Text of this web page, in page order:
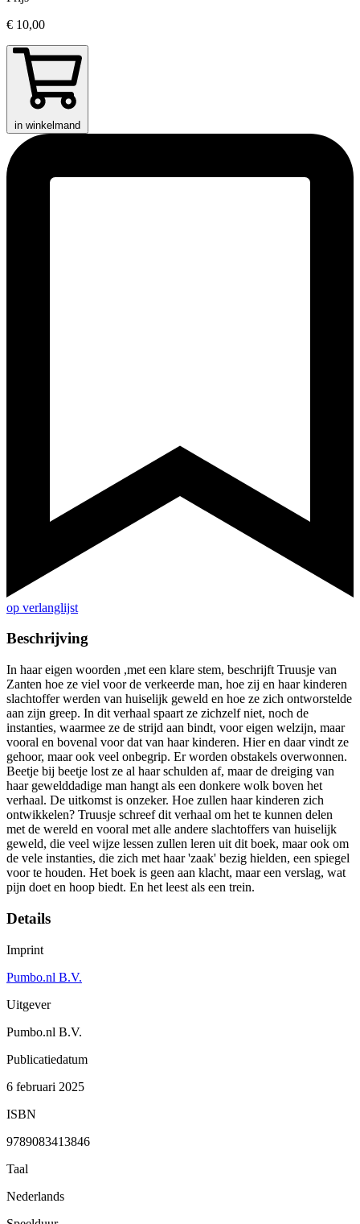
€ 10,00
in winkelmand
op verlanglijst
Beschrijving
In haar eigen woorden ,met een klare stem, beschrijft Truusje van
Zanten hoe ze viel voor de verkeerde man, hoe zij en haar kinderen
slachtoffer werden van huiselijk geweld en hoe ze zich ontworstelde
aan zijn greep. In dit verhaal spaart ze zichzelf niet, noch de
instanties, waarmee ze de strijd aan bindt, voor eigen welzijn, maar
vooral en bovenal voor dat van haar kinderen. Hier en daar vindt ze
gehoor, maar ook veel onbegrip. Er worden obstakels overwonnen.
Beetje bij beetje lost ze al haar schulden af, maar de dreiging van
haar gewelddadige man hangt als een donkere wolk boven het
verhaal. De uitkomst is onzeker. Hoe zullen haar kinderen zich
ontwikkelen? Truusje schreef dit verhaal om het te kunnen delen
met de wereld en vooral met alle andere slachtoffers van huiselijk
geweld, die veel wijze lessen zullen leren uit dit boek, maar ook om
de vele instanties, die zich met haar 'zaak' bezig hielden, een spiegel
voor te houden. Het boek is geen aan klacht, maar een verslag, wat
pijn doet en hoop biedt. En het leest als een trein.
Details
Imprint
Pumbo.nl B.V.
Uitgever
Pumbo.nl B.V.
Publicatiedatum
6 februari 2025
ISBN
9789083413846
Taal
Nederlands